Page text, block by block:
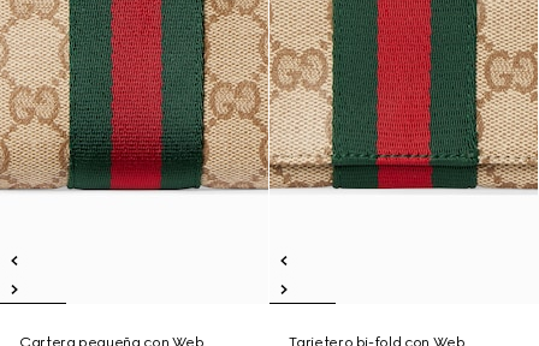
Cartera pequeña con Web
Tarjetero bi-fold con Web